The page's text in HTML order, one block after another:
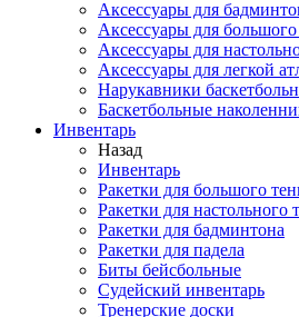
Аксессуары для
Аксессуары для большого
Аксессуары для
Аксессуары для легкой
Нарукавники
Баскетбольные
Инвентарь
Назад
Инвентарь
Ракетки для большого
Ракетки для настольного
Ракетки для бадминтона
Ракетки для падела
Биты бейсбольные
Судейский инвентарь
Тренерские доски